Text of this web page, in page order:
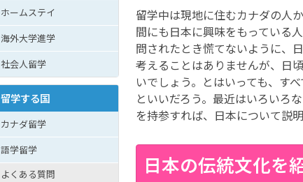
留学中は現地に住むカナダの人
間にも日本に興味をもっている
問されたとき慌てないように、
考えることはありませんが、日
いでしょう。とはいっても、す
といいだろう。最近はいろいろ
を持参すれば、日本について説
日本の伝統文化を
ホームステイ
海外大学進学
社会人留学
留学する国
カナダ留学
語学留学
よくある質問